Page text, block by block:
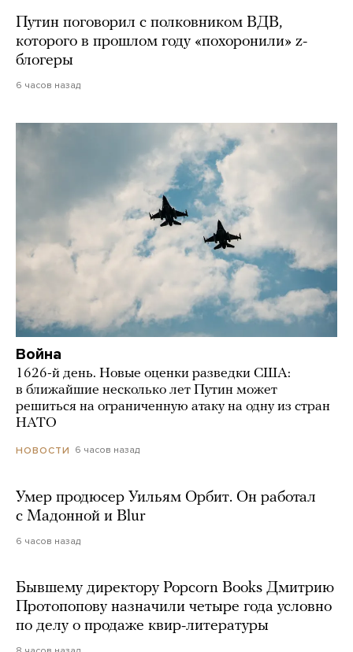
Путин поговорил с полковником ВДВ,
которого в прошлом году «похоронили» z-
блогеры
6 часов назад
Война
1626-й день. Новые оценки разведки США:
в ближайшие несколько лет Путин может
решиться на ограниченную атаку на одну из стран
НАТО
НОВОСТИ 6 часов назад
Умер продюсер Уильям Орбит. Он работал
с Мадонной и Blur
6 часов назад
Бывшему директору Popcorn Books Дмитрию
Протопопову назначили четыре года условно
по делу о продаже квир-литературы